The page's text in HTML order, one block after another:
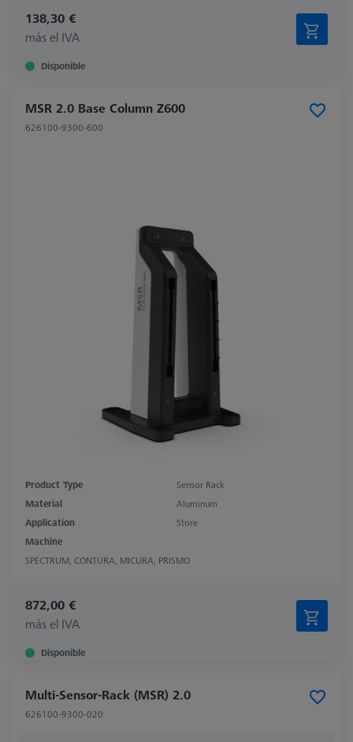
138,30 €
más el IVA
Disponible
MSR 2.0 Base Column Z600
626100-9300-600
Product Type
Sensor Rack
Material
Aluminum
Application
Store
Machine
SPECTRUM, CONTURA, MICURA, PRISMO
872,00 €
más el IVA
Disponible
Multi-Sensor-Rack (MSR) 2.0
626100-9300-020